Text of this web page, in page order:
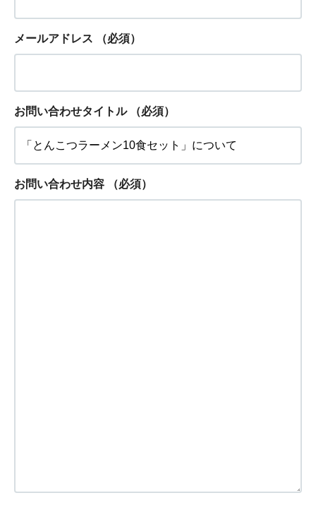
メールアドレス （必須）
お問い合わせタイトル （必須）
お問い合わせ内容 （必須）